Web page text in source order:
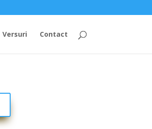
Versuri Contact